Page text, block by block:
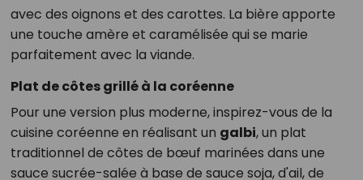
avec des oignons et des carottes. La bière apporte
une touche amère et caramélisée qui se marie
parfaitement avec la viande.
Plat de côtes grillé à la coréenne
Pour une version plus moderne, inspirez-vous de la
cuisine coréenne en réalisant un galbi, un plat
traditionnel de côtes de bœuf marinées dans une
sauce sucrée-salée à base de sauce soja, d'ail, de